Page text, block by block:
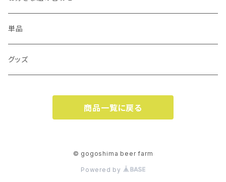
単品
グッズ
商品一覧に戻る
© gogoshima beer farm
Powered by